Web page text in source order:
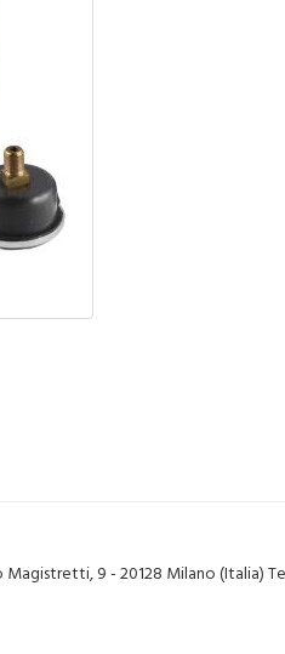
9 - 20128 Milano (Italia)